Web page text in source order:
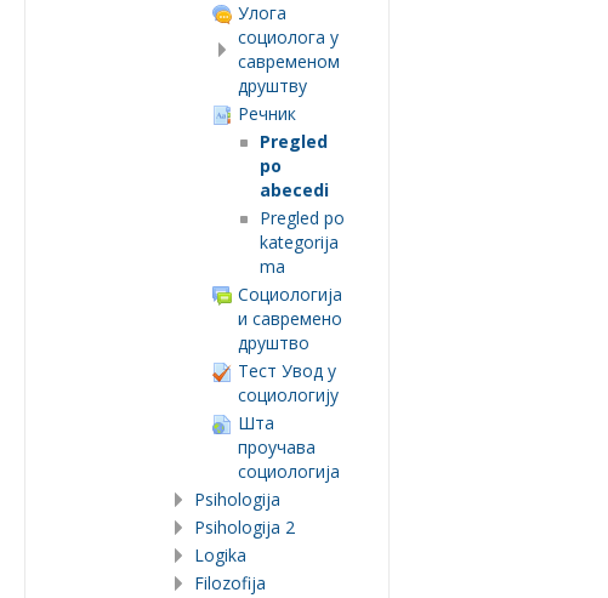
Улога
социолога у
савременом
друштву
Речник
Pregled
po
abecedi
Pregled po
kategorija
ma
Социологија
и савремено
друштво
Тест Увод у
социологију
Шта
проучава
социологија
Psihologija
Psihologija 2
Logika
Filozofija